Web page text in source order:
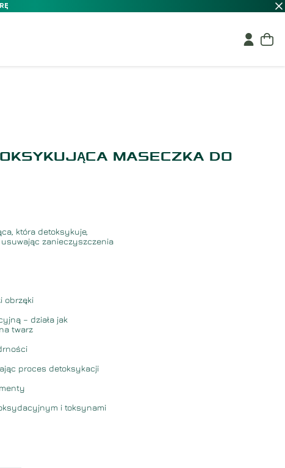
MASECZKA DO
która detoksykuje,
zanieczyszczenia
obrzęki
– działa jak
twarz
proces detoksykacji
i toksynami